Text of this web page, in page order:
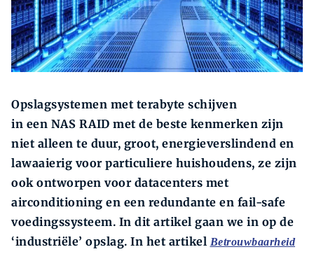
Zoeken Zoek
Opslagsystemen met terabyte schijven
in een NAS RAID met de beste kenmerken zijn
niet alleen te duur, groot, energieverslindend en
lawaaierig voor particuliere huishoudens, ze zijn
ook ontworpen voor datacenters met
airconditioning en een redundante en fail-safe
voedingssysteem. In dit artikel gaan we in op de
‘industriële’ opslag. In het artikel Betrouwbaarheid